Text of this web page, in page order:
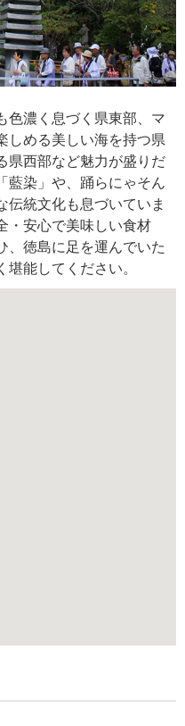
色濃く息づく県東部、マ
しめる美しい海を持つ県
県西部など魅力が盛りだ
藍染」や、踊らにゃそん
伝統文化も息づいていま
・安心で美味しい食材
、徳島に足を運んでいた
能してください。